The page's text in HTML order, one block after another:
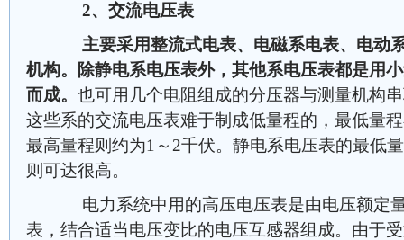
2、交流电压表
主要采用整流式电表、电磁系电表、电动
机构。除静电系电压表外，其他系电压表都是用
而成。 也可用几个电阻组成的分压器与测量机构
这些系的交流电压表难于制成低量程的，最低量
最高量程则约为1～2千伏。静电系电压表的最低
则可达很高。
电力系统中用的高压电压表是由电压额定量
表，结合适当电压变比的电压互感器组成。由于